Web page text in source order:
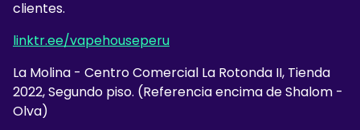
clientes.
linktr.ee/vapehouseperu
La Molina - Centro Comercial La Rotonda II, Tienda
2022, Segundo piso. (Referencia encima de Shalom -
Olva)